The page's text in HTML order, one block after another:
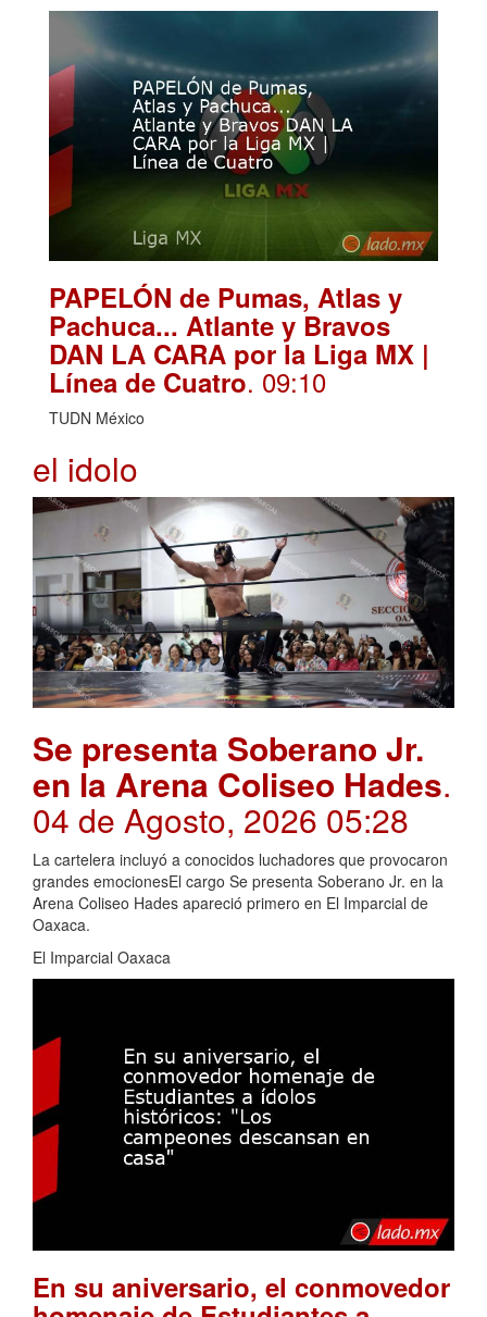
PAPELÓN de Pumas, Atlas y
Pachuca... Atlante y Bravos
DAN LA CARA por la Liga MX |
Línea de Cuatro. 09:10
TUDN México
el idolo
Se presenta Soberano Jr.
en la Arena Coliseo Hades.
04 de Agosto, 2026 05:28
La cartelera incluyó a conocidos luchadores que provocaron
grandes emocionesEl cargo Se presenta Soberano Jr. en la
Arena Coliseo Hades apareció primero en El Imparcial de
Oaxaca.
El Imparcial Oaxaca
En su aniversario, el conmovedor